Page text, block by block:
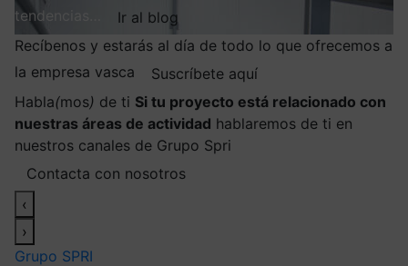
tendencias…
Ir al blog
Recíbenos y estarás al día de todo lo que ofrecemos a
la empresa vasca
Suscríbete aquí
Habla(mos) de ti Si tu proyecto está relacionado con
nuestras áreas de actividad hablaremos de ti en
nuestros canales de Grupo Spri
Contacta con nosotros
‹
›
Grupo SPRI